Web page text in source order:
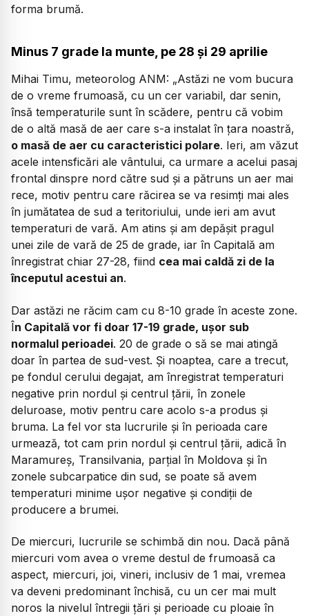
forma brumă.
Minus 7 grade la munte, pe 28 și 29 aprilie
Mihai Timu, meteorolog ANM: „Astăzi ne vom bucura
de o vreme frumoasă, cu un cer variabil, dar senin,
însă temperaturile sunt în scădere, pentru că vobim
de o altă masă de aer care s-a instalat în țara noastră,
o masă de aer cu caracteristici polare. Ieri, am văzut
acele intensficări ale vântului, ca urmare a acelui pasaj
frontal dinspre nord către sud și a pătruns un aer mai
rece, motiv pentru care răcirea se va resimți mai ales
în jumătatea de sud a teritoriului, unde ieri am avut
temperaturi de vară. Am atins și am depășit pragul
unei zile de vară de 25 de grade, iar în Capitală am
înregistrat chiar 27-28, fiind cea mai caldă zi de la
începutul acestui an.
Dar astăzi ne răcim cam cu 8-10 grade în aceste zone.
În Capitală vor fi doar 17-19 grade, ușor sub
normalul perioadei. 20 de grade o să se mai atingă
doar în partea de sud-vest. Și noaptea, care a trecut,
pe fondul cerului degajat, am înregistrat temperaturi
negative prin nordul și centrul țării, în zonele
deluroase, motiv pentru care acolo s-a produs și
bruma. La fel vor sta lucrurile și în perioada care
urmează, tot cam prin nordul și centrul țării, adică în
Maramureș, Transilvania, parțial în Moldova și în
zonele subcarpatice din sud, se poate să avem
temperaturi minime ușor negative și condiții de
producere a brumei.
De miercuri, lucrurile se schimbă din nou. Dacă până
miercuri vom avea o vreme destul de frumoasă ca
aspect, miercuri, joi, vineri, inclusiv de 1 mai, vremea
va deveni predominant închisă, cu un cer mai mult
noros la nivelul întregii țări și perioade cu ploaie în